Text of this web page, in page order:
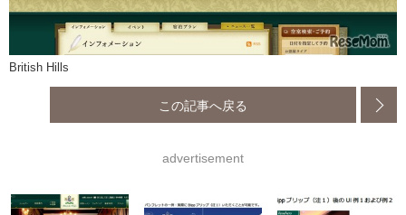
British Hills
この記事へ戻る
advertisement